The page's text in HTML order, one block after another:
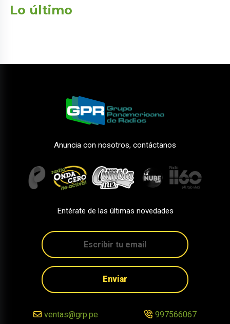
Lo último
Anuncia con nosotros, contáctanos
Entérate de las últimas novedades
Enviar
ventas@grp.pe 997566067